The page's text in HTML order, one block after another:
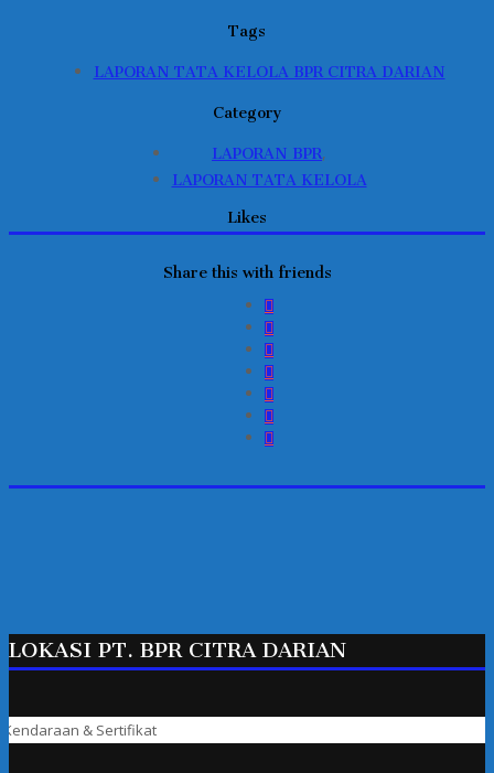
Tags
LAPORAN TATA KELOLA BPR CITRA DARIAN
Category
LAPORAN BPR,
LAPORAN TATA KELOLA
Likes
Share this with friends
LOKASI PT. BPR CITRA DARIAN
& Sertifikat